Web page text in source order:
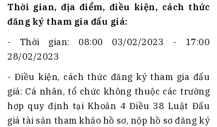
Thời gian, địa điểm, điều kiện, cách thức
đăng ký tham gia đấu giá:
- Thời gian: 08:00 03/02/2023 - 17:00
28/02/2023
- Điều kiện, cách thức đăng ký tham gia đấu
giá: Cá nhân, tổ chức không thuộc các trường
hợp quy định tại Khoản 4 Điều 38 Luật Đấu
giá tài sản tham khảo hồ sơ, nộp hồ sơ đăng ký